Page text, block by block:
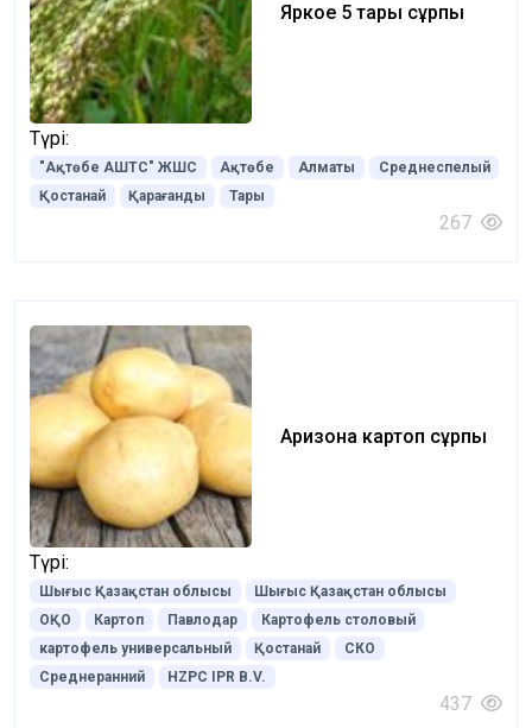
Яркое 5 тары сұрпы
Түрі:
"Ақтөбе АШТС" ЖШС Ақтөбе Алматы
Среднеспелый
Қостанай
Қарағанды Тары
267
Аризона картоп сұрпы
Түрі:
Шығыс Қазақстан облысы
Шығыс Қазақстан облысы
ОҚО
Картоп Павлодар
Картофель столовый
картофель универсальный
Қостанай
СКО
Среднеранний
HZPC IPR B.V.
437